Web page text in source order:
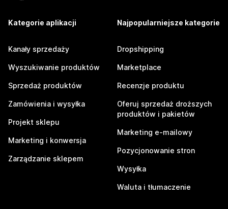
Kategorie aplikacji
Kanały sprzedaży
Wyszukiwanie produktów
Sprzedaż produktów
Zamówienia i wysyłka
Projekt sklepu
Marketing i konwersja
Zarządzanie sklepem
Najpopularniejsze kategorie
Dropshipping
Marketplace
Recenzje produktu
Oferuj sprzedaż droższych
produktów i pakietów
Marketing e-mailowy
Pozycjonowanie stron
Wysyłka
Waluta i tłumaczenie